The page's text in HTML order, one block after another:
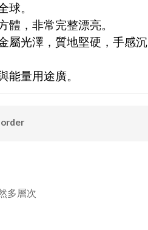
球。
體，非常完整漂亮。
屬光澤，質地堅硬，手感沉
能量用途廣。
多層次